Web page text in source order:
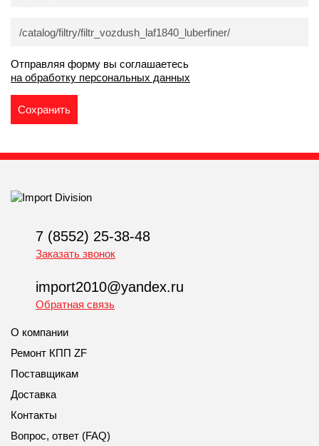
Отправляя форму вы соглашаетесь
на обработку персональных данных
7 (8552) 25-38-48
Заказать звонок
import2010@yandex.ru
Обратная связь
О компании
Ремонт КПП ZF
Поставщикам
Доставка
Контакты
Вопрос, ответ (FAQ)